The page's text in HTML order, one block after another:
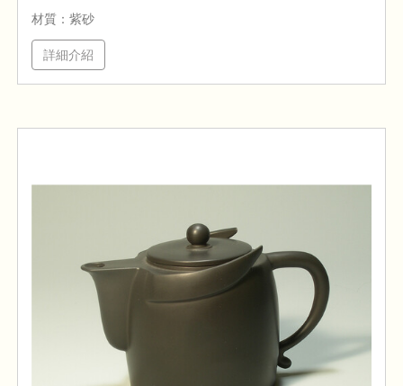
材質：紫砂
詳細介紹